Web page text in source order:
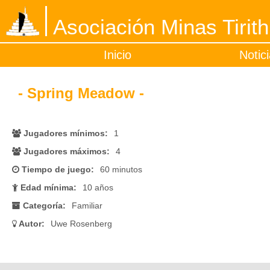
Asociación Minas Tirith
Inicio
- Spring Meadow -
Jugadores mínimos:
1
Jugadores máximos:
4
Tiempo de juego:
60 minutos
Edad mínima:
10 años
Categoría:
Familiar
Autor:
Uwe Rosenberg